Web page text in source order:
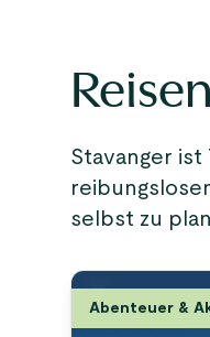
Stavanger
selbst zu
Abenteuer &